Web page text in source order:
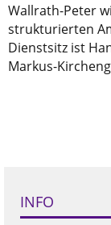
Wallrath-Peter
strukturierten
Dienstsitz ist
Markus-
INFO